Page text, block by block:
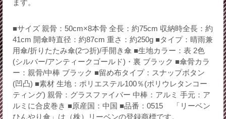
ます。
■サイズ 親骨：50cm×8本骨 全長：約75cm 収納時全長：約
41cm 開傘時直径：約87cm 重さ：約250g ■タイプ：晴雨兼
用傘/折りたたみ傘(2つ折)/手開き傘 ■生地カラー：表 2色
(シルバー/アンティークゴールド)・裏 ブラック ■傘骨カラ
ー：親骨/中棒 ブラック ■留め布タイプ：スナップボタン
(凹凸) ■素材 生地：ポリエステル100％(ポリウレタンコー
ティング) 親骨：グラスファイバー 中棒：アルミ 手元：ア
ルミに合皮巻き ■原産国：中国 ■品番：0515 「リーベン
ひんやり傘」は（株）リーベンの登録商標です。